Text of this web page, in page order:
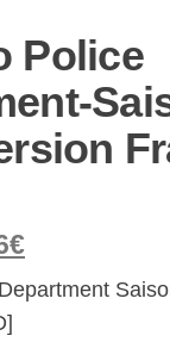
Police
€